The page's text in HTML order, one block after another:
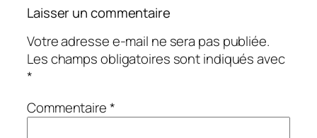
Laisser un commentaire
Votre adresse e-mail ne sera pas publiée.
Les champs obligatoires sont indiqués avec
*
Commentaire*